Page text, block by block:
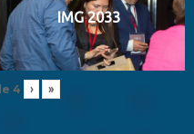
IMG 2033
4 › »